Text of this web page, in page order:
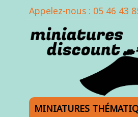
Appelez-nous : 05 46 43
MINIATURES